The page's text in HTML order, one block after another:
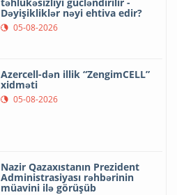
Dəyişikliklər nəyi ehtiva edir?
05-08-2026
Azercell-dən illik “ZengimCELL”
xidməti
05-08-2026
Nazir Qazaxıstanın Prezident
Administrasiyası rəhbərinin
müavini ilə görüşüb